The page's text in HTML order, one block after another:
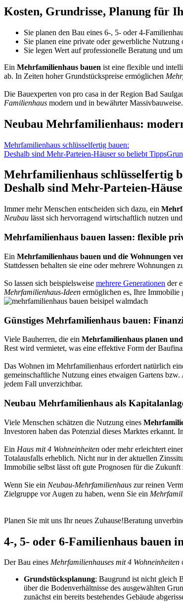
Kosten, Grundrisse, Planung für
Sie planen den Bau eines 6-, 5- oder 4-
Sie planen eine private oder gewerbliche
Sie legen Wert auf professionelle Beratung und
Ein Mehrfamilienhaus bauen ist eine flexible und
ab. In Zeiten hoher Grundstückspreise ermöglichen
Die Bauexperten von pro casa in der Region Bad
Familienhaus modern und in bewährter Massivbauweise.
Neubau Mehrfamilienhaus:
Mehrfamilienhaus schlüsselfertig bauen:
Deshalb sind Mehr-Parteien-Häuser so beliebt Tipps
Mehrfamilienhaus schlüsselfertig
Deshalb sind Mehr-Parteien-
Immer mehr Menschen entscheiden sich dazu, ein
Neubau lässt sich hervorragend wirtschaftlich nutzen
Mehrfamilienhaus bauen lassen: flexible
Ein Mehrfamilienhaus bauen und die Wohnungen
Stattdessen behalten sie eine oder mehrere Wohnungen
So lassen sich beispielsweise mehrere Generationen der
Mehrfamilienhaus-Ideen ermöglichen es, Ihre Immobilie
Günstiges Mehrfamilienhaus bauen:
Viele Bauherren, die ein Mehrfamilienhaus planen
Rest wird vermietet, was eine effektive Form der
Das Wohnen im Mehrfamilienhaus erfordert natürlich
gemeinschaftliche Nutzung eines etwaigen Gartens
jedem Fall unverzichtbar.
Neubau Mehrfamilienhaus als
Viele Menschen schätzen die Nutzung eines
Investoren haben das Potenzial dieses Marktes erkannt.
Ein Haus mit 4 Wohneinheiten oder mehr erleichtert
Totalausfalls erheblich. Nicht nur in der aktuellen
Immobilie selbst lässt oft gute Prognosen für die Zukunft
Wenn Sie ein Neubau-Mehrfamilienhaus zur reinen
Zielgruppe vor Augen zu haben, wenn Sie ein
Planen Sie mit uns Ihr neues Zuhause!Beratung
4-, 5- oder 6-Familienhaus bauen
Der Bau eines Mehrfamilienhauses mit 4 Wohneinheiten
Grundstücksplanung: Baugrund ist nicht gleich
über die Bodenverhältnisse des ausgewählten
zunächst ein bereits bestehendes Gebäude